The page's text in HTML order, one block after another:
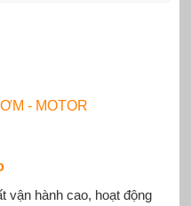
vận hành cao, hoạt động
- MOTOR